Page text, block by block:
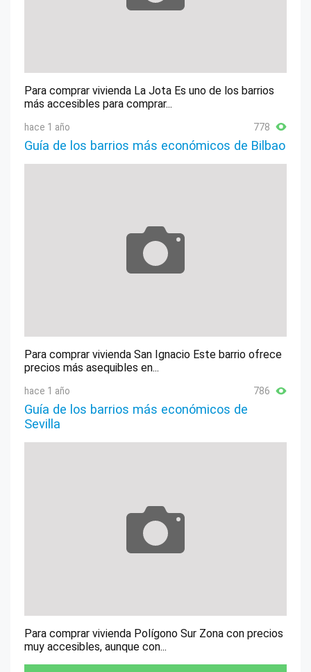
Para comprar vivienda La Jota Es uno de los barrios
más accesibles para comprar...
hace 1 año 778
Guía de los barrios más económicos de Bilbao
Para comprar vivienda San Ignacio Este barrio ofrece
precios más asequibles en...
hace 1 año 786
Guía de los barrios más económicos de
Sevilla
Para comprar vivienda Polígono Sur Zona con precios
muy accesibles, aunque con...